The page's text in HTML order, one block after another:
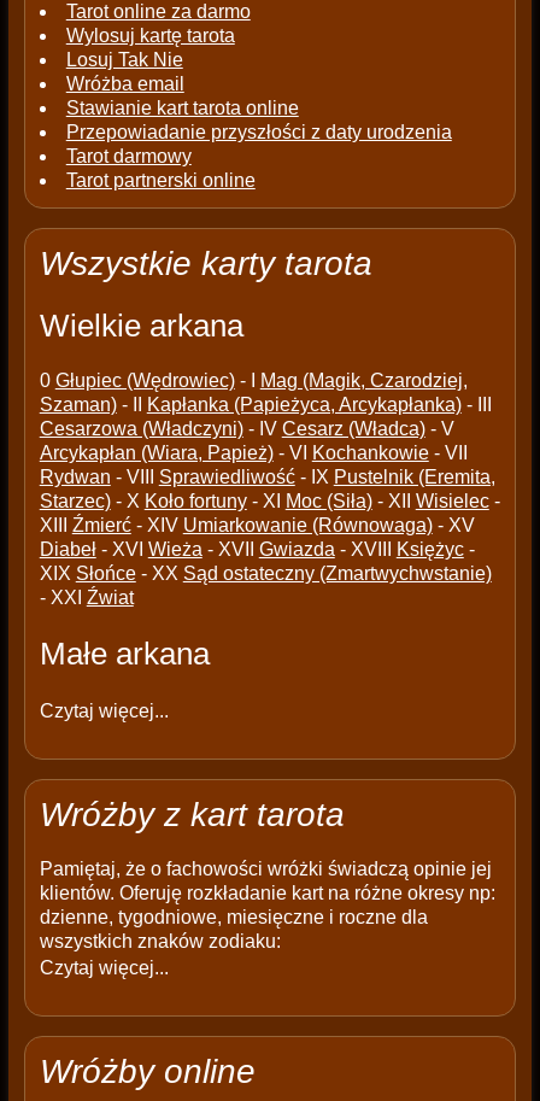
Tarot online za darmo
Wylosuj kartę tarota
Losuj Tak Nie
Wróżba email
Stawianie kart tarota online
Przepowiadanie przyszłości z daty urodzenia
Tarot darmowy
Tarot partnerski online
Wszystkie karty tarota
Wielkie arkana
0 Głupiec (Wędrowiec)- I
Mag (Magik, Czarodziej,
Szaman)- II Kapłanka (Papieżyca, Arcykapłanka)- III
Cesarzowa (Władczyni)- IV Cesarz (Władca)- V
Arcykapłan (Wiara, Papież)- VI Kochankowie- VII
Rydwan - VIII Sprawiedliwość- IX Pustelnik (Eremita,
Starzec)- X Koło fortuny- XI Moc (Siła)- XII Wisielec-
XIII Źmierć- XIV Umiarkowanie (Równowaga)- XV
Diabeł- XVI Wieża - XVII Gwiazda - XVIII Księżyc-
XIX Słońce- XX Sąd ostateczny (Zmartwychwstanie)
- XXI Źwiat
Małe arkana
Czytaj więcej...
Wróżby z kart tarota
Pamiętaj, że o fachowości wróżki świadczą opinie jej
klientów. Oferuję rozkładanie kart na różne okresy np:
dzienne, tygodniowe, miesięczne i roczne dla
wszystkich znaków zodiaku:
Czytaj więcej...
Wróżby online